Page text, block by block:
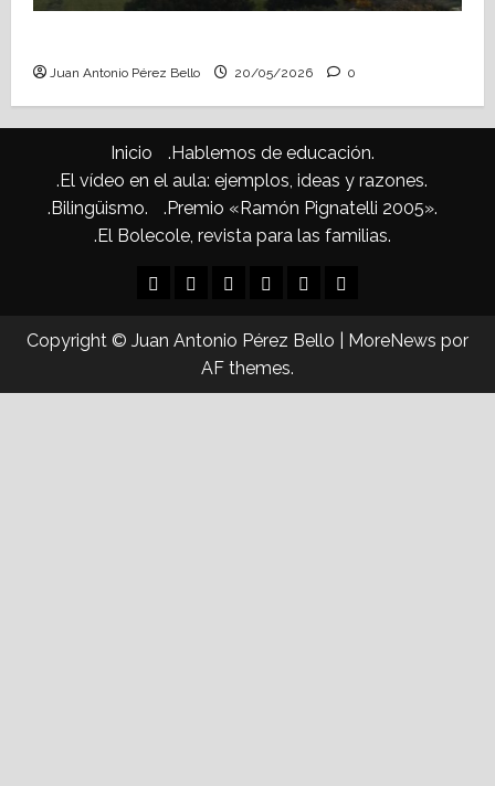
Juan Antonio Pérez Bello 20/05/2026 0
Inicio
.Hablemos de educación.
.El vídeo en el aula: ejemplos, ideas y razones.
.Bilingüismo.
.Premio «Ramón Pignatelli 2005».
.El Bolecole, revista para las familias.
Inicio.Hablemos
educación.
.El
en
el
.Bilingüismo.
.Premio
Pignatelli
.El
revista
Copyright © Juan Antonio Pérez Bello MoreNews por
AF themes.